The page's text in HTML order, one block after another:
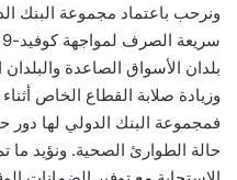
ونرحب باعتماد مجموعة البنك
بلدان الأسواق الصاعدة والبلدان
وزيادة صلابة القطاع الخاص
فمجموعة البنك الدولي لها دور
حالة الطوارئ الصحية. ونؤيد ما